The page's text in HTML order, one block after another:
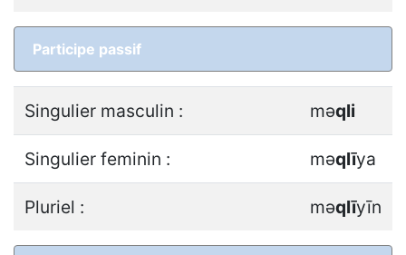
Participe passif
Singulier masculin : mǝqli
Singulier feminin : mǝqlīya
Pluriel : mǝqlīyīn